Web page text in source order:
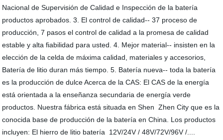
Nacional de Supervisión de Calidad e Inspección de la batería
productos aprobados. 3. El control de calidad-- 37 proceso de
producción, 7 pasos el control de calidad a la promesa de calidad
estable y alta fiabilidad para usted. 4. Mejor material-- insisten en la
elección de la celda de máxima calidad, materiales y accesorios,
Batería de litio duran más tiempo. 5. Batería nueva-- toda la batería
es la producción de dulce Acerca de la CAS: El CAS de la energía
está orientada a la enseñanza secundaria de energía verde
productos. Nuestra fábrica está situada en Shen Zhen City que es la
conocida base de producción de la batería en China. Los productos
incluyen: El hierro de litio batería 12V/24V / 48V/72V/96V /....